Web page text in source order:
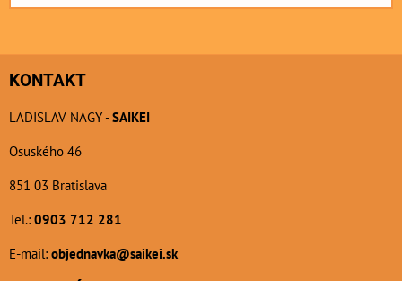
KONTAKT
LADISLAV NAGY -SAIKEI
Osuského 46
851 03 Bratislava
Tel.: 0903 712 281
E-mail: objednavka@saikei.sk